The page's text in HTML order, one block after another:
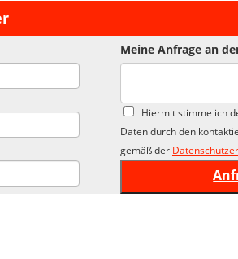
Meine Anfrage an
Hiermit stimme ich
Daten durch den
gemäß der